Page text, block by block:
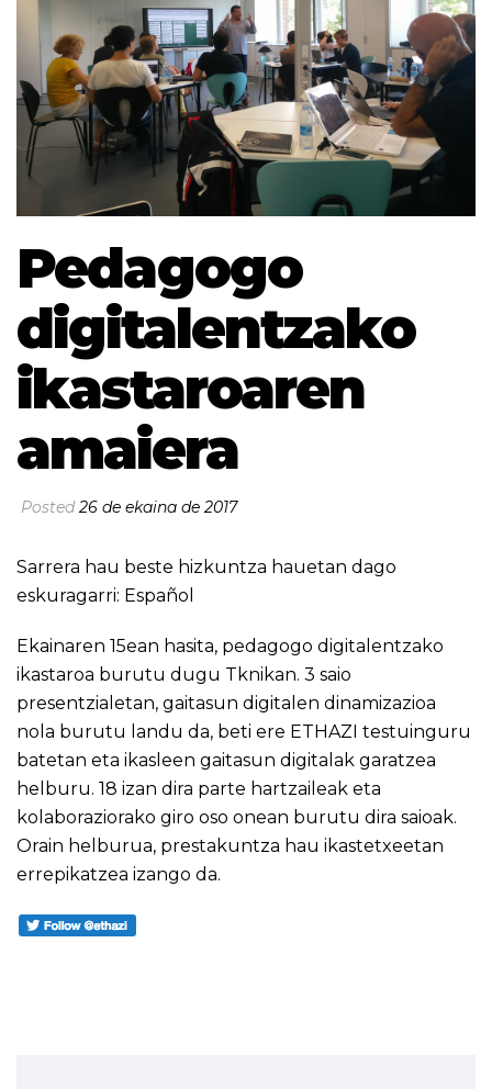
Pedagogo
digitalentzako
ikastaroaren
amaiera
Posted26 de ekaina de 2017
Sarrera hau beste hizkuntza hauetan dago
eskuragarri: Español
Ekainaren 15ean hasita, pedagogo digitalentzako
ikastaroa burutu dugu Tknikan. 3 saio
presentzialetan, gaitasun digitalen dinamizazioa
nola burutu landu da, beti ere ETHAZI testuinguru
batetan eta ikasleen gaitasun digitalak garatzea
helburu. 18 izan dira parte hartzaileak eta
kolaboraziorako giro oso onean burutu dira saioak.
Orain helburua, prestakuntza hau ikastetxeetan
errepikatzea izango da.